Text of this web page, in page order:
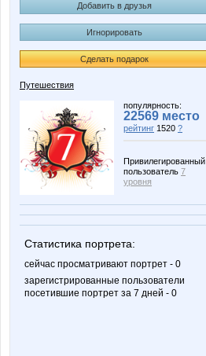
Добавить в друзья
Игнорировать
Сделать подарок
Путешествия
популярность:
22569 место
рейтинг 1520 ?
Привилегированный
пользователь 7
уровня
Статистика портрета:
сейчас просматривают портрет - 0
зарегистрированные пользователи
посетившие портрет за 7 дней - 0